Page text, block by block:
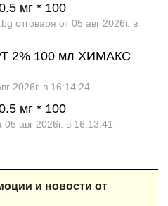
мг * 100
отговаря от 05 авг 2026г. в
2% 100 мл ХИМАКС
2026г. в 16:14:24
мг * 100
авг 2026г. в 16:13:41
и новости от